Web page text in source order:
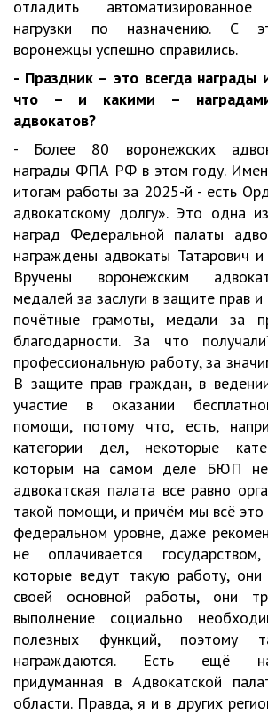
отладить автоматизированное
нагрузки по назначению. С
воронежцы успешно справились.
- Праздник – это всегда награды
что – и какими –
адвокатов?
- Более 80 воронежских
награды ФПА РФ в этом году.
итогам работы за 2025-й - есть
адвокатскому долгу». Это одна
наград Федеральной палаты
награждены адвокаты Татарович
Вручены воронежским
медалей за заслуги в защите прав
почётные грамоты, медали за
благодарности. За что
профессиональную работу, за
В защите прав граждан, в
участие в оказании
помощи, потому что, есть,
категории дел, некоторые
которым на самом деле БЮП не
адвокатская палата все равно
такой помощи, и причём мы всё
федеральном уровне, даже
не оплачивается
которые ведут такую работу, они
своей основной работы, они
выполнение социально
полезных функций, поэтому
награждаются. Есть ещё
придуманная в Адвокатской
области. Правда, я и в других